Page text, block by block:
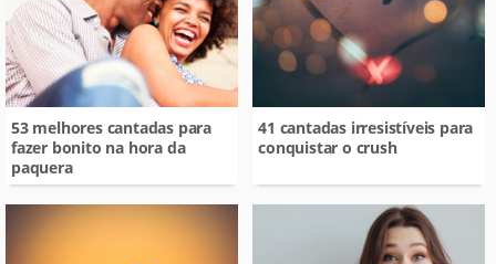
53 melhores cantadas para
fazer bonito na hora da
paquera
41 cantadas irresistíveis para
conquistar o crush